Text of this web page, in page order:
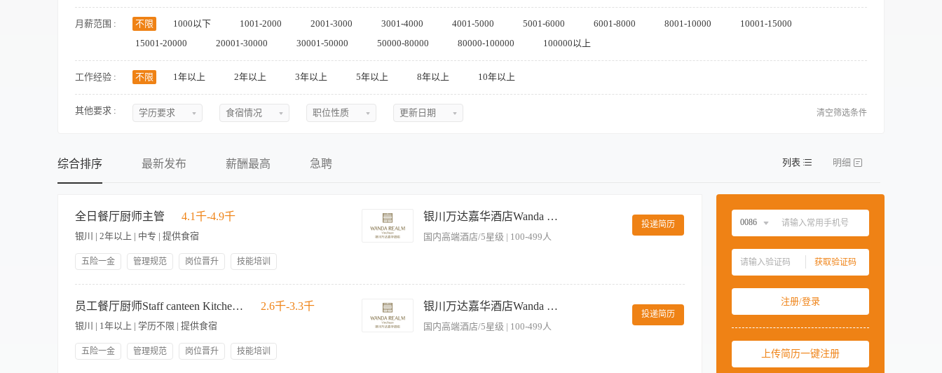
医疗健康
零售/商超 房地产/物业 互联网/电商 传媒/文化产业 教育/培训 家居/日用/服装 食品/饮料
商务服务
金融/投融资
政府/非营利/社会组织 其他
月薪范围 : 不限 1000以下 1001-2000 2001-3000 3001-4000 4001-5000 5001-6000 6001-8000 8001-10000
10001-15000
15001-20000
20001-30000 30001-50000 50000-80000 80000-100000 100000以上
工作经验 : 不限 1年以上 2年以上 3年以上 5年以上 8年以上 10年以上
其他要求 : 学历要求
初中
高中
大专
本科
硕士
博士
食宿情况
提供食宿
可提供住
职位性质
全职
更新日期
近一周
近两周
近二月
清空筛选条件
综合排序 最新发布 薪酬最高 急聘
全日餐厅厨师主管 4.1千-4.9千
银川 | 2年以上 | 中专 | 提供食宿
五险一金 管理规范 岗位晋升
技能培训
银川万达嘉华酒店Wanda Realm Yinchuan
国内高端酒店/5星级 | 100-499人
投递简历
调能力；
员工餐厅厨师Staff canteen Kitchen Commis 2.6千-3.3千
银川 | 1年以上 | 学历不限 | 提供食宿
五险一金 管理规范 岗位晋升
技能培训
银川万达嘉华酒店Wanda Realm Yinchuan
国内高端酒店/5星级 | 100-499人
投递简历
列表 明细
0086
获取验证码
注册/登录
上传简历一键注册
中国大陆 0086
中国澳门 00853
西班牙